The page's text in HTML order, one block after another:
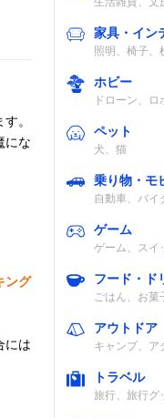
ロン/40デニー
4本/シ
ストラ
40デニールナイ
ロンタフタ
PVC/ポリエス
収納袋
ショル
ト
。
にな
ング
には
家具・イン
照明、椅子、
ホビー
ドローン、
ペット
犬、猫
乗り物・モ
自動車、バイ
ゲーム
ゲーム、スイ
フード・ド
ごはん、お菓
アウトドア
キャンプ、ア
トラベル
旅行、旅行グ